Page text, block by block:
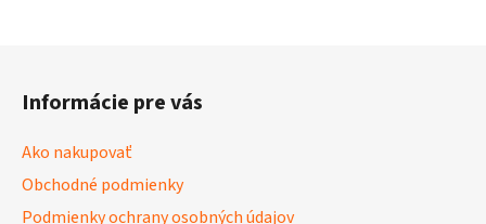
Informácie pre vás
Ako nakupovať
Obchodné podmienky
Podmienky ochrany osobných údajov